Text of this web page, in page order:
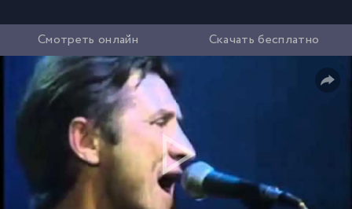
Смотреть онлайн Скачать бесплатно